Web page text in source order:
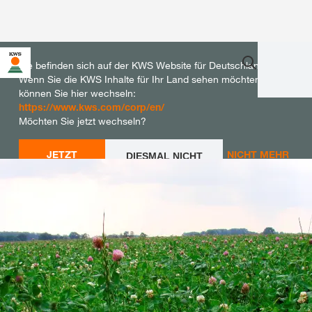
Sie befinden sich auf der KWS Website für Deutschland.
Wenn Sie die KWS Inhalte für Ihr Land sehen möchten,
können Sie hier wechseln:
https://www.kws.com/corp/en/
Möchten Sie jetzt wechseln?
JETZT
DIESMAL NICHT
NICHT MEHR